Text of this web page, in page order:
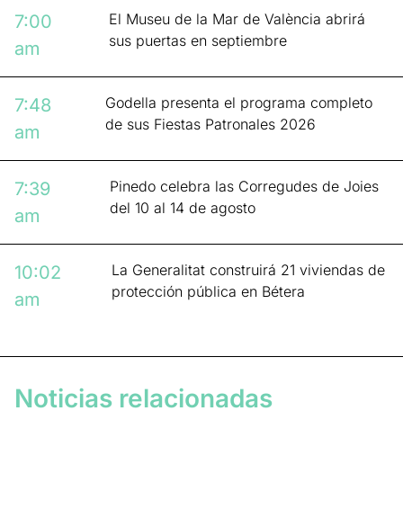
7:00
am
El Museu de la Mar de València abrirá
sus puertas en septiembre
7:48
am
Godella presenta el programa completo
de sus Fiestas Patronales 2026
7:39
am
Pinedo celebra las Corregudes de Joies
del 10 al 14 de agosto
10:02
am
La Generalitat construirá 21 viviendas de
protección pública en Bétera
Noticias relacionadas